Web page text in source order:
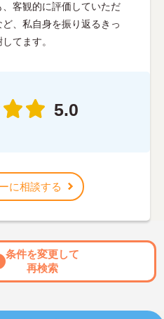
客観的に評価していただ
、私自身を振り返るきっ
てます。
5.0
に相談する
条件を変更して
再検索